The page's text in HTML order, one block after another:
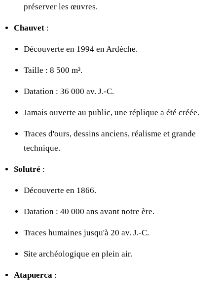
préserver les œuvres.
Chauvet :
Découverte en 1994 en Ardèche.
Taille : 8 500 m².
Datation : 36 000 av. J.-C.
Jamais ouverte au public, une réplique a été créée.
Traces d'ours, dessins anciens, réalisme et grande
technique.
Solutré :
Découverte en 1866.
Datation : 40 000 ans avant notre ère.
Traces humaines jusqu'à 20 av. J.-C.
Site archéologique en plein air.
Atapuerca :